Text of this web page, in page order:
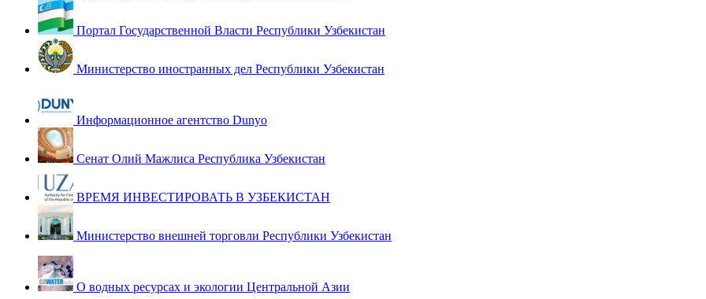
Портал Государственной Власти Республики Узбекистан
Министерство иностранных дел Республики Узбекистан
Информационное агентство Dunyo
Сенат Олий Мажлиса Республика Узбекистан
ВРЕМЯ ИНВЕСТИРОВАТЬ В УЗБЕКИСТАН
Министерство внешней торговли Республики Узбекистан
О водных ресурсах и экологии Центральной Азии